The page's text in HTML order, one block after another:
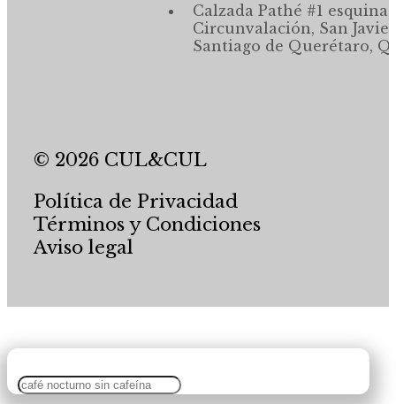
Calzada Pathé #1 esquina,
Circunvalación, San
Santiago de Querétaro,
© 2026 CUL&CUL
Política de Privacidad
Términos y Condiciones
Aviso legal